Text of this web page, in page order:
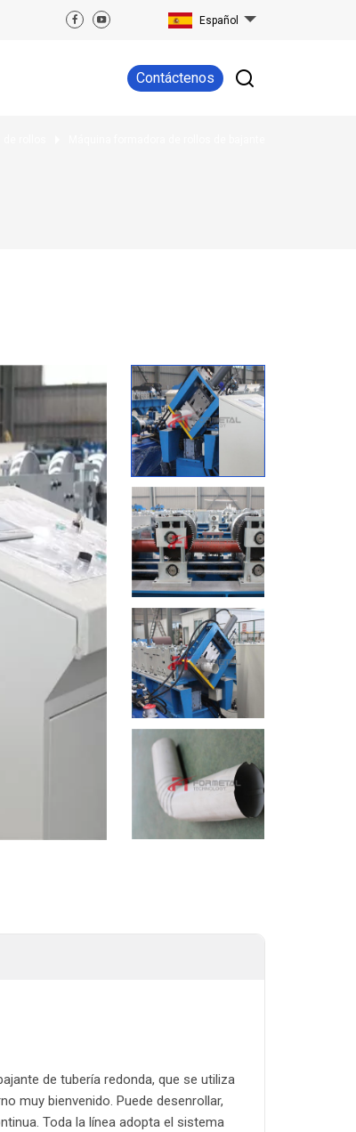
Español
Contáctenos
de tubería redonda, que se utiliza
muy bienvenido. Puede desenrollar,
Toda la línea adopta el sistema